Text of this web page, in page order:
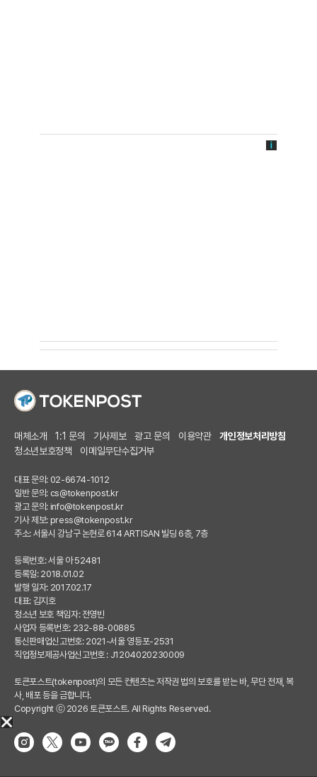
매체소개 1:1 문의 기사제보 광고 문의 이용약관
개인정보처리방침
청소년보호정책
이메일무단수집거부
대표 문의: 02-6674-1012
일반 문의: cs@tokenpost.kr
광고 문의: info@tokenpost.kr
기사 제보: press@tokenpost.kr
주소: 서울시 강남구 논현로 614 ARTISAN 빌딩 6층, 7층
등록번호: 서울 아 52481
등록일: 2018.01.02
발행 일자: 2017.02.17
대표: 김지호
청소년 보호 책임자: 전영빈
사업자 등록번호: 232-88-00885
통신판매업신고번호: 2021-서울 영등포-2531
직업정보제공사업신고번호 : J1204020230009
토큰포스트(tokenpost)의 모든 컨텐츠는 저작권 법의 보호를 받는 바, 무단 전재, 복
사, 배포 등을 금합니다.
Copyright ⓒ 2026 토큰포스트. All Rights Reserved.